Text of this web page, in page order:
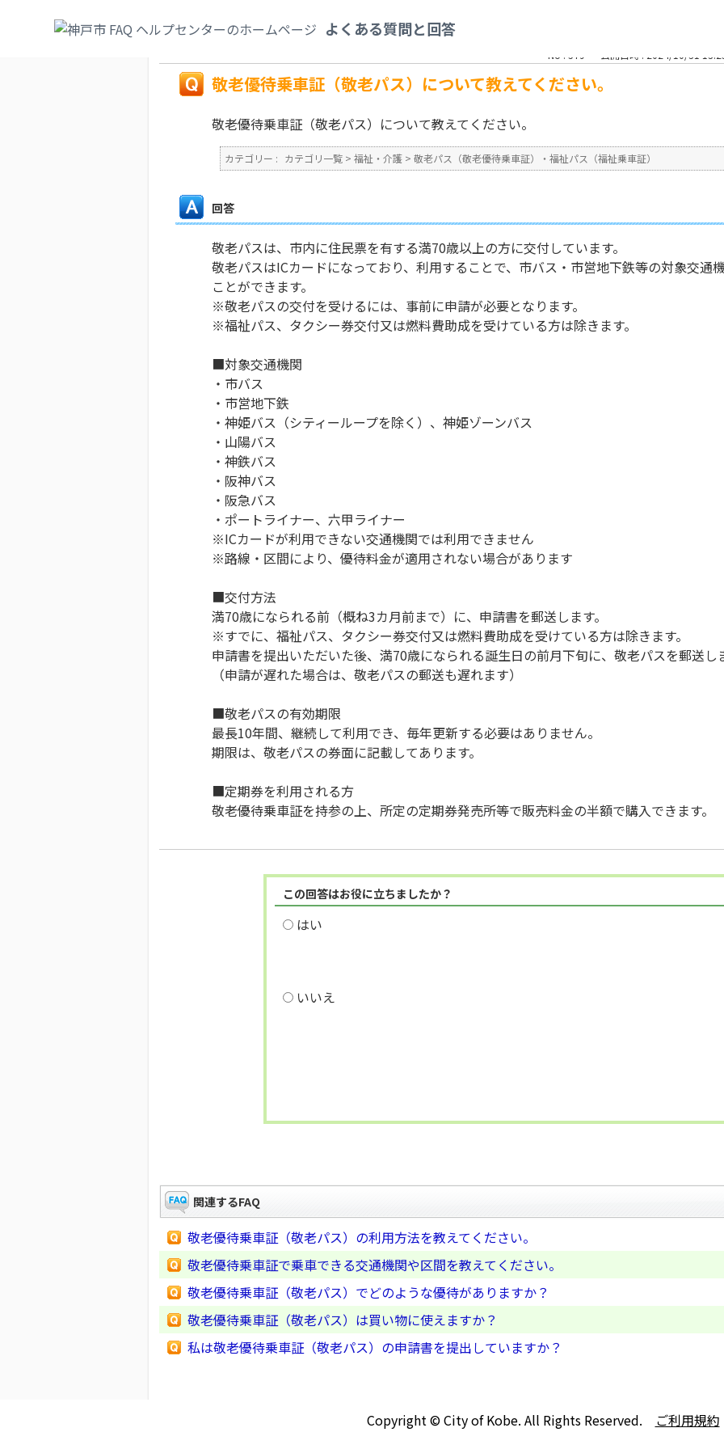
よくある質問と回答
い。
No : 579 公開日時 : 2024/10/31
敬老優待乗車証（敬老パス）について教えてください。
敬老優待乗車証（敬老パス）について教えてください。
カテゴリー : カテゴリ一覧 > 福祉・介護 > 敬老パス（敬老優待乗車証）・福祉パス（福祉乗車証）
回答
敬老パスは、市内に住民票を有する満70歳以上の方に交付しています。
敬老パスはICカードになっており、利用することで、市バス・市営地下鉄等の対象交通
ことができます。
※敬老パスの交付を受けるには、事前に申請が必要となります。
※福祉パス、タクシー券交付又は燃料費助成を受けている方は除きます。
■対象交通機関
・市バス
・市営地下鉄
・神姫バス（シティーループを除く）、神姫ゾーンバス
・山陽バス
・神鉄バス
・阪神バス
・阪急バス
・ポートライナー、六甲ライナー
※ICカードが利用できない交通機関では利用できません
※路線・区間により、優待料金が適用されない場合があります
■交付方法
満70歳になられる前（概ね3カ月前まで）に、申請書を郵送します。
※すでに、福祉パス、タクシー券交付又は燃料費助成を受けている方は除きます。
申請書を提出いただいた後、満70歳になられる誕生日の前月下旬に、敬老パスを郵送し
（申請が遅れた場合は、敬老パスの郵送も遅れます）
■敬老パスの有効期限
最長10年間、継続して利用でき、毎年更新する必要はありません。
期限は、敬老パスの券面に記載してあります。
■定期券を利用される方
敬老優待乗車証を持参の上、所定の定期券発売所等で販売料金の半額で購入できます。
この回答はお役に立ちましたか？
はい
いいえ
関連するFAQ
敬老優待乗車証（敬老パス）の利用方法を教えてください。
敬老優待乗車証で乗車できる交通機関や区間を教えてください。
敬老優待乗車証（敬老パス）でどのような優待がありますか？
敬老優待乗車証（敬老パス）は買い物に使えますか？
私は敬老優待乗車証（敬老パス）の申請書を提出していますか？
Copyright © City of Kobe. All Rights Reserved. ご利用規約